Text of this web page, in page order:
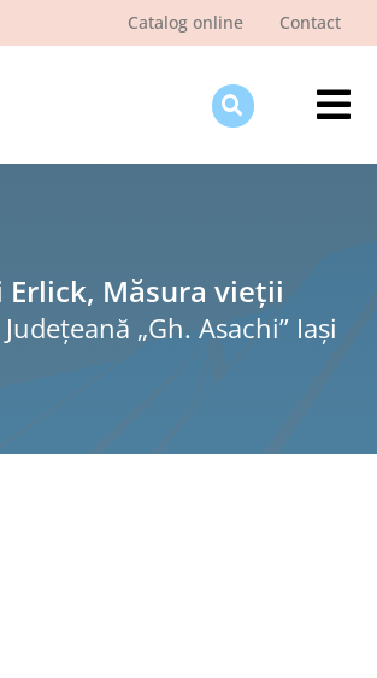
Catalog online Contact
Erlick, Măsura vieții
„Gh. Asachi” Iaşi